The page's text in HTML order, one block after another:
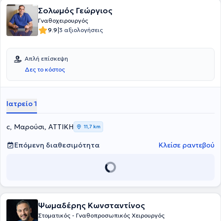
Σολωμός Γεώργιος
Γναθοχειρουργός
9.9|3 αξιολογήσεις
Απλή επίσκεψη
Δες το κόστος
Ιατρείο 1
c, Μαρούσι, ΑΤΤΙΚΗ 11,7 km
Επόμενη διαθεσιμότητα Κλείσε ραντεβού
Ψωμαδέρης Κωνσταντίνος
Στοματικός - Γναθοπροσωπικός Χειρουργός